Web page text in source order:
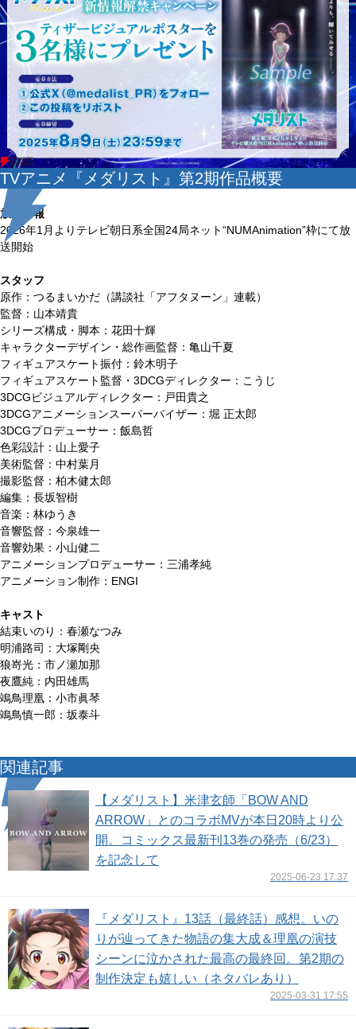
TVアニメ『メダリスト』第2期作品概要
放送情報
2026年1月よりテレビ朝日系全国24局ネット“NUMAnimation”枠にて放
送開始
スタッフ
原作：つるまいかだ（講談社「アフタヌーン」連載）
監督：山本靖貴
シリーズ構成・脚本：花田十輝
キャラクターデザイン・総作画監督：亀山千夏
フィギュアスケート振付：鈴木明子
フィギュアスケート監督・3DCGディレクター：こうじ
3DCGビジュアルディレクター：戸田貴之
3DCGアニメーションスーパーバイザー：堀 正太郎
3DCGプロデューサー：飯島哲
色彩設計：山上愛子
美術監督：中村葉月
撮影監督：柏木健太郎
編集：長坂智樹
音楽：林ゆうき
音響監督：今泉雄一
音響効果：小山健二
アニメーションプロデューサー：三浦孝純
アニメーション制作：ENGI
キャスト
結束いのり：春瀬なつみ
明浦路司：大塚剛央
狼嵜光：市ノ瀬加那
夜鷹純：内田雄馬
鴗鳥理凰：小市眞琴
鴗鳥慎一郎：坂泰斗
関連記事
【メダリスト】米津玄師「BOW AND
ARROW」とのコラボMVが本日20時より公
開。コミックス最新刊13巻の発売（6/23）
を記念して
2025-06-23 17:37
『メダリスト』13話（最終話）感想。いの
りが辿ってきた物語の集大成＆理凰の演技
シーンに泣かされた最高の最終回。第2期の
制作決定も嬉しい（ネタバレあり）
2025-03-31 17:55